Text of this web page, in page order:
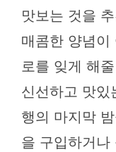
맛보는 것을
매콤한 양념이
로를 잊게 해
신선하고 맛있
행의 마지막
을 구입하거나